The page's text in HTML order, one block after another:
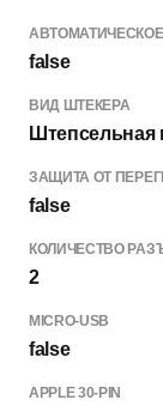
false
ВИД ШТЕКЕРА
Штепсельная
ЗАЩИТА ОТ
false
КОЛИЧЕСТВО
2
MICRO-USB
false
APPLE 30-PIN